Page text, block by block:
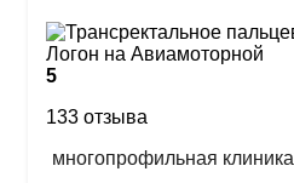
5
133 отзыва
многопрофильная клиника